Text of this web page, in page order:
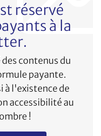
réservé
à la
contenus du
payante.
à l'existence de
accessibilité au
!